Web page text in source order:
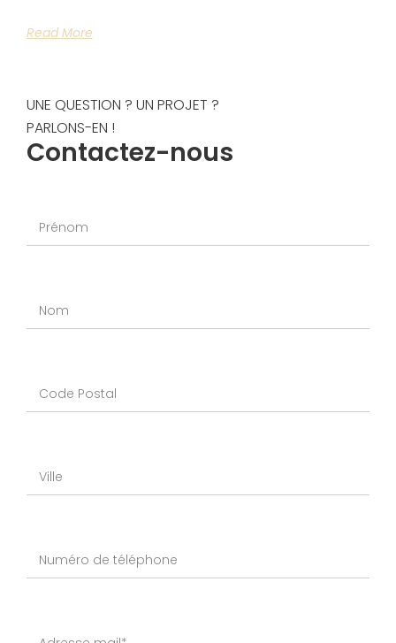
Read More
UNE QUESTION ? UN PROJET ?
PARLONS-EN !
Contactez-nous